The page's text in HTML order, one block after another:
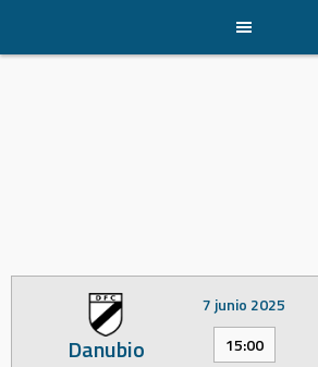
content
Danubio
7 junio 2025
15:00